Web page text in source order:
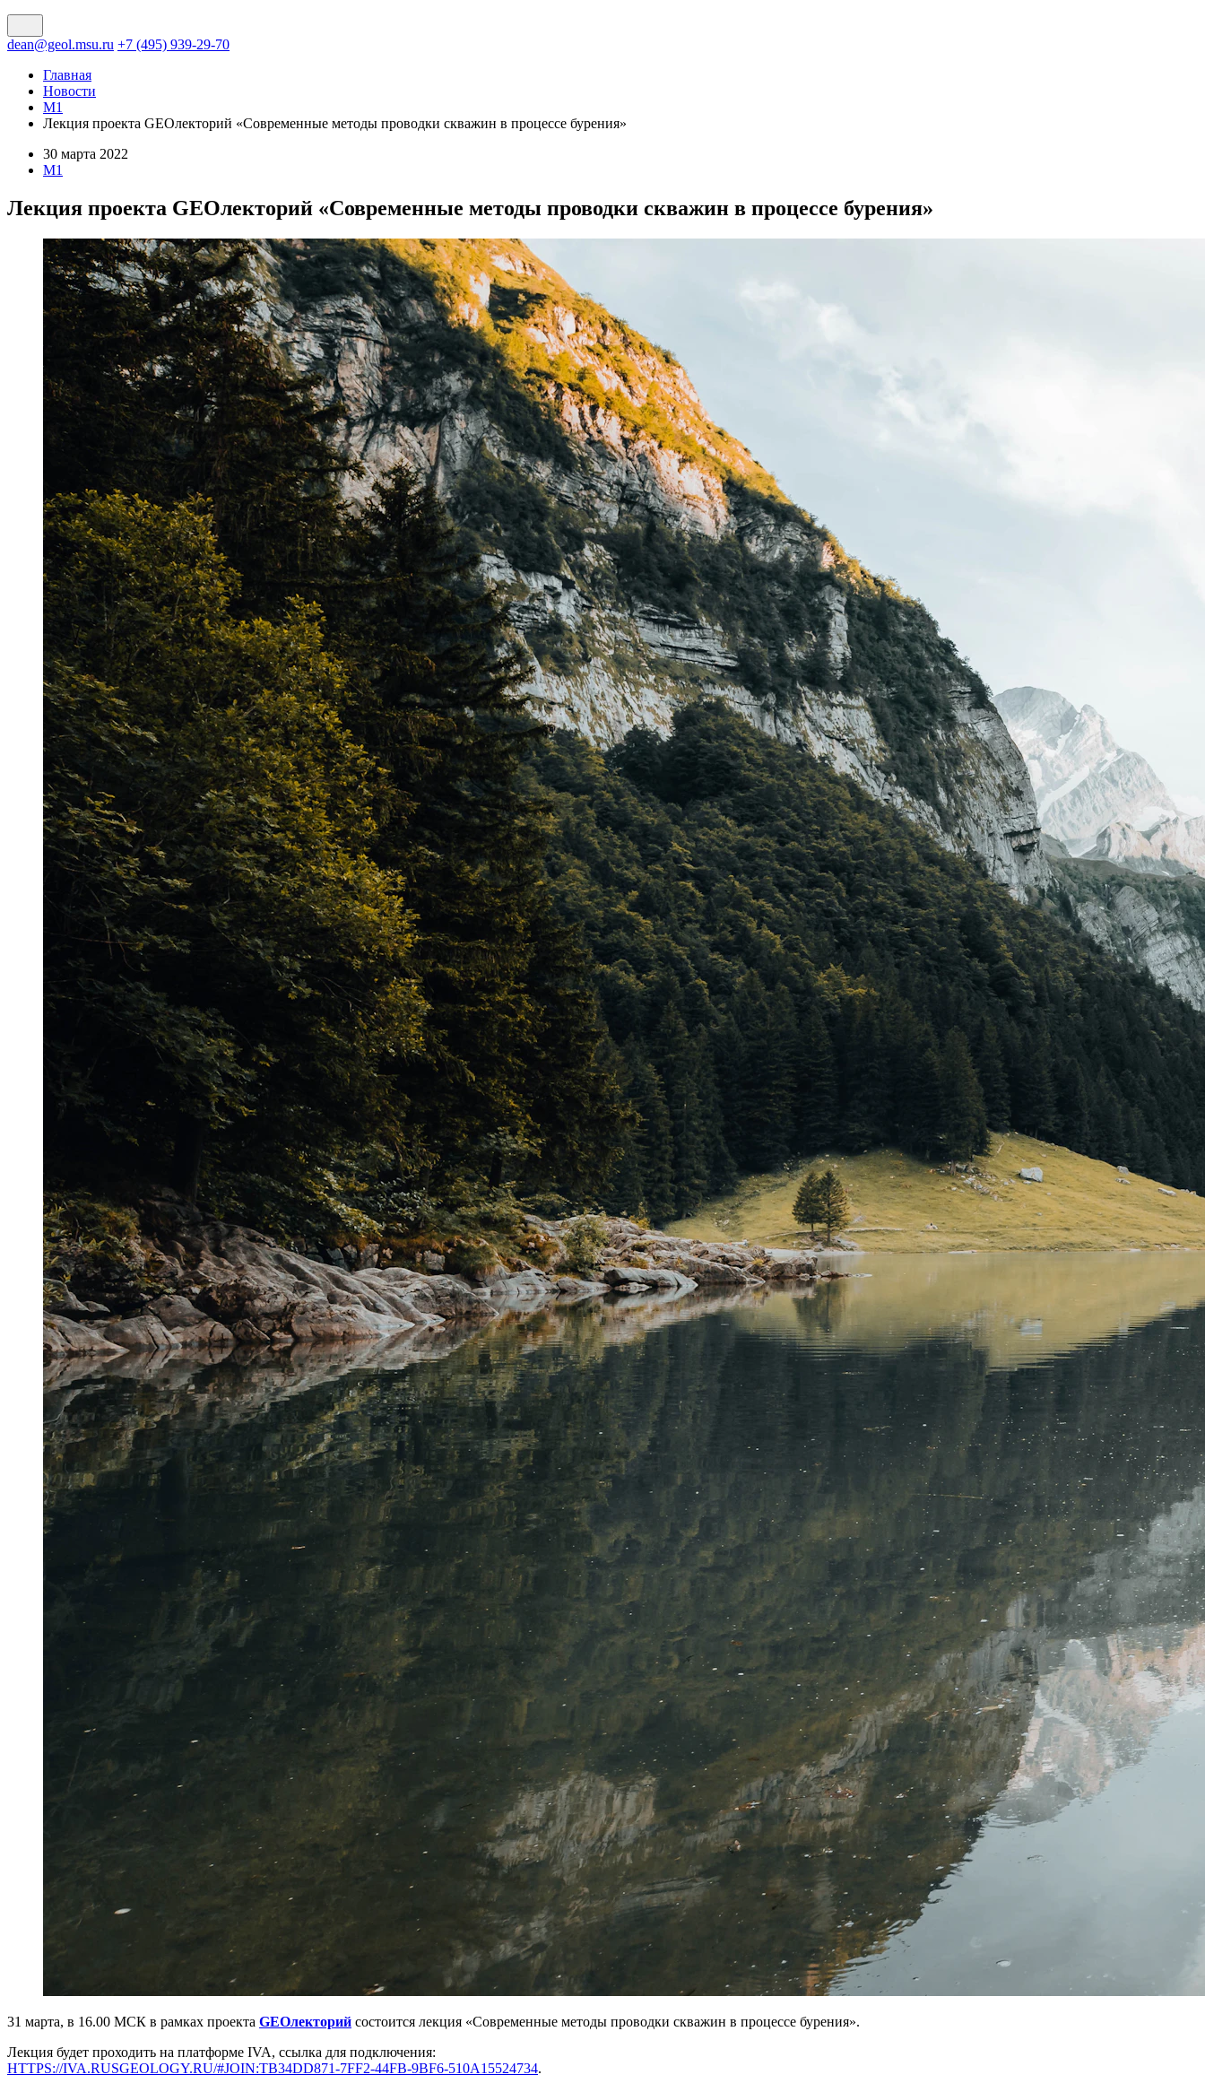
dean@geol.msu.ru +7 (495) 939-29-70
Главная
Новости
M1
Лекция проекта GEOлекторий «Современные методы проводки скважин в процессе бурения»
30 марта 2022
M1
Лекция проекта GEOлекторий «Современные методы проводки скважин в процессе бурения»
31 марта, в 16.00 МСК в рамках проекта GEOлекторий состоится лекция «Современные методы проводки скважин в процессе бурения».
Лекция будет проходить на платформе IVA, ссылка для подключения:
HTTPS://IVA.RUSGEOLOGY.RU/#JOIN:TB34DD871-7FF2-44FB-9BF6-510A15524734.